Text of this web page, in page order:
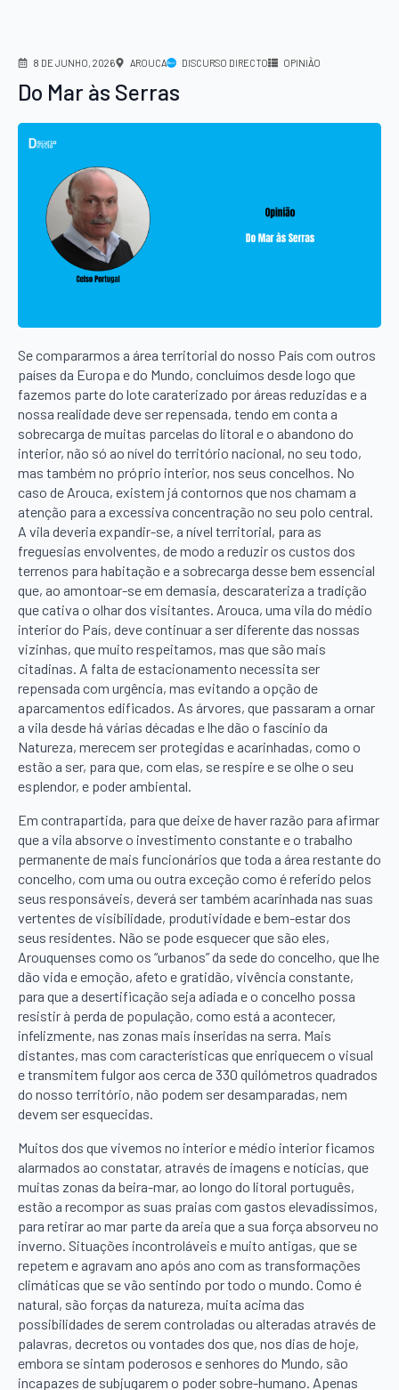
8 DE JUNHO, 2026 AROUCA DISCURSO DIRECTO OPINIÃO
Do Mar às Serras
Se compararmos a área territorial do nosso País com outros
países da Europa e do Mundo, concluímos desde logo que
fazemos parte do lote caraterizado por áreas reduzidas e a
nossa realidade deve ser repensada, tendo em conta a
sobrecarga de muitas parcelas do litoral e o abandono do
interior, não só ao nível do território nacional, no seu todo,
mas também no próprio interior, nos seus concelhos. No
caso de Arouca, existem já contornos que nos chamam a
atenção para a excessiva concentração no seu polo central.
A vila deveria expandir-se, a nível territorial, para as
freguesias envolventes, de modo a reduzir os custos dos
terrenos para habitação e a sobrecarga desse bem essencial
que, ao amontoar-se em demasia, descarateriza a tradição
que cativa o olhar dos visitantes. Arouca, uma vila do médio
interior do País, deve continuar a ser diferente das nossas
vizinhas, que muito respeitamos, mas que são mais
citadinas. A falta de estacionamento necessita ser
repensada com urgência, mas evitando a opção de
aparcamentos edificados. As árvores, que passaram a ornar
a vila desde há várias décadas e lhe dão o fascínio da
Natureza, merecem ser protegidas e acarinhadas, como o
estão a ser, para que, com elas, se respire e se olhe o seu
esplendor, e poder ambiental.
Em contrapartida, para que deixe de haver razão para afirmar
que a vila absorve o investimento constante e o trabalho
permanente de mais funcionários que toda a área restante do
concelho, com uma ou outra exceção como é referido pelos
seus responsáveis, deverá ser também acarinhada nas suas
vertentes de visibilidade, produtividade e bem-estar dos
seus residentes. Não se pode esquecer que são eles,
Arouquenses como os “urbanos” da sede do concelho, que lhe
dão vida e emoção, afeto e gratidão, vivência constante,
para que a desertificação seja adiada e o concelho possa
resistir à perda de população, como está a acontecer,
infelizmente, nas zonas mais inseridas na serra. Mais
distantes, mas com características que enriquecem o visual
e transmitem fulgor aos cerca de 330 quilómetros quadrados
do nosso território, não podem ser desamparadas, nem
devem ser esquecidas.
Muitos dos que vivemos no interior e médio interior ficamos
alarmados ao constatar, através de imagens e notícias, que
muitas zonas da beira-mar, ao longo do litoral português,
estão a recompor as suas praias com gastos elevadíssimos,
para retirar ao mar parte da areia que a sua força absorveu no
inverno. Situações incontroláveis e muito antigas, que se
repetem e agravam ano após ano com as transformações
climáticas que se vão sentindo por todo o mundo. Como é
natural, são forças da natureza, muita acima das
possibilidades de serem controladas ou alteradas através de
palavras, decretos ou vontades dos que, nos dias de hoje,
embora se sintam poderosos e senhores do Mundo, são
incapazes de subjugarem o poder sobre-humano. Apenas